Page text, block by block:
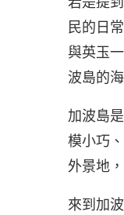
民的日
與英玉
波島的
加波島
模小巧
外景地
來到加